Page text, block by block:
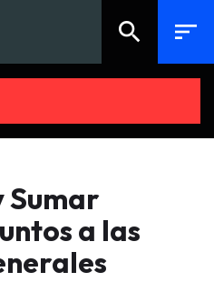
search sort
Sumar
a las